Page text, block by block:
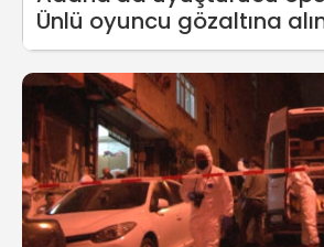
Ünlü oyuncu gözaltına